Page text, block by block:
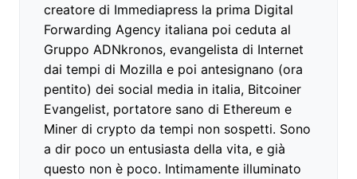
creatore di Immediapress la prima Digital
Forwarding Agency italiana poi ceduta al
Gruppo ADNkronos, evangelista di Internet
dai tempi di Mozilla e poi antesignano (ora
pentito) dei social media in italia, Bitcoiner
Evangelist, portatore sano di Ethereum e
Miner di crypto da tempi non sospetti. Sono
a dir poco un entusiasta della vita, e già
questo non è poco. Intimamente illuminato